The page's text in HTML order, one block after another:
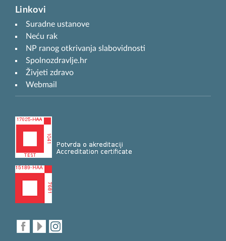
Linkovi
Suradne ustanove
Neću rak
NP ranog otkrivanja slabovidnosti
Spolnozdravlje.hr
Živjeti zdravo
Webmail